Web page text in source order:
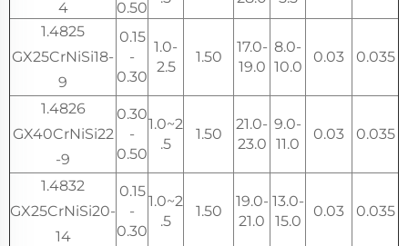
4 0.50
1.4825
GX25CrNiSi18-
9
0.15
-
0.30
1.0-
2.5
1.50
17.0-
19.0
8.0-
10.0
0.03 0.035
1.4826
GX40CrNiSi22
-9
0.30
-
0.50
1.0~2
.5
1.50
21.0-
23.0
9.0-
11.0
0.03 0.035
1.4832
GX25CrNiSi20-
14
0.15
-
0.30
1.0~2
.5
1.50
19.0-
21.0
13.0-
15.0
0.03 0.035